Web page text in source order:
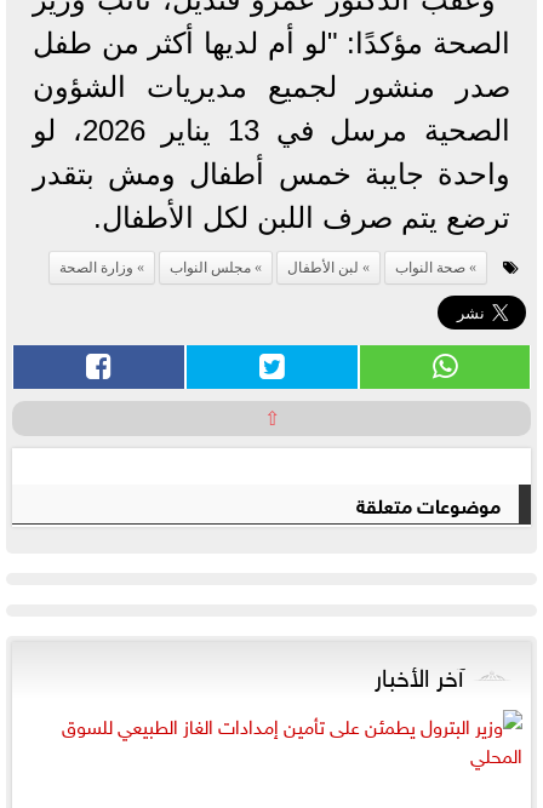
الصحة مؤكدًا: "لو أم لديها أكثر من طفل
صدر منشور لجميع مديريات الشؤون
الصحية مرسل في 13 يناير 2026، لو
واحدة جايبة خمس أطفال ومش بتقدر
ترضع يتم صرف اللبن لكل الأطفال.
صحة النواب لبن الأطفال مجلس النواب وزارة الصحة
⇧
موضوعات متعلقة
آخر الأخبار